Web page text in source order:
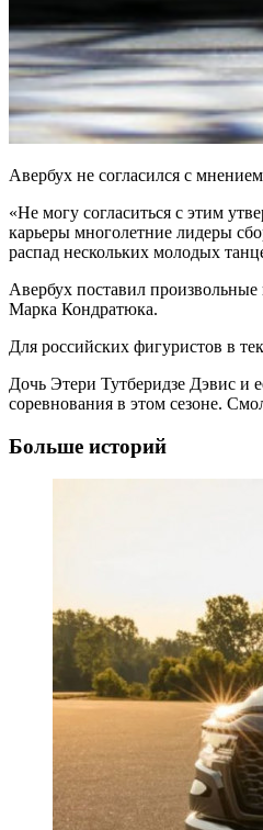
Авербух не согласился с
«Не могу согласиться с этим
карьеры многолетние лидеры
распад нескольких молодых
Авербух поставил
Марка Кондратюка.
Для российских фигуристов в
Дочь Этери Тутберидзе Дэвис и
соревнования в этом сезоне.
Больше историй